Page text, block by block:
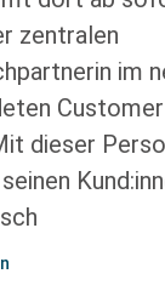
zentralen
im
dieser